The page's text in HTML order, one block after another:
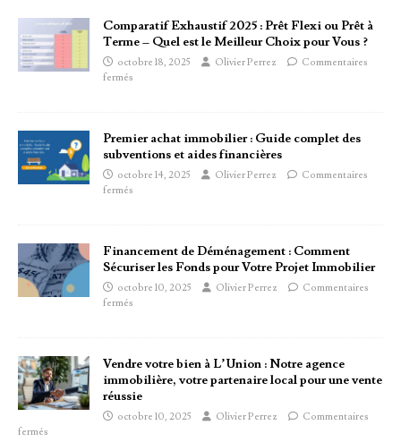
Comparatif Exhaustif 2025 : Prêt Flexi ou Prêt à
Terme – Quel est le Meilleur Choix pour Vous ?
octobre 18, 2025 Olivier Perrez
Commentaires
fermés
Premier achat immobilier : Guide complet des
subventions et aides financières
octobre 14, 2025 Olivier Perrez
Commentaires
fermés
Financement de Déménagement : Comment
Sécuriser les Fonds pour Votre Projet Immobilier
octobre 10, 2025 Olivier Perrez
Commentaires
fermés
Vendre votre bien à L’Union : Notre agence
immobilière, votre partenaire local pour une vente
réussie
octobre 10, 2025 Olivier Perrez
Commentaires
fermés